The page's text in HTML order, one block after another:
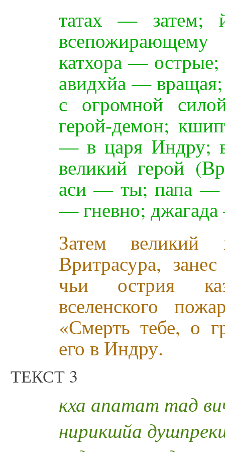
татах — затем;
катхора —
авидхйа —
с огромной
герой-демон;
— в царя Индру;
великий герой
аси — ты; папа —
— гневно;
Затем
Вритрасура,
чьи острия
вселенского
«Смерть тебе, о
его в Индру.
ТЕКСТ 3
кха апатат тад
нирикшйа